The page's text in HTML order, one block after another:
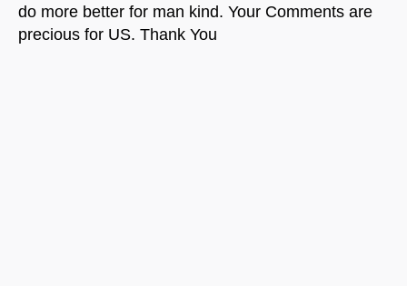
do more better for man kind. Your Comments are
precious for US. Thank You